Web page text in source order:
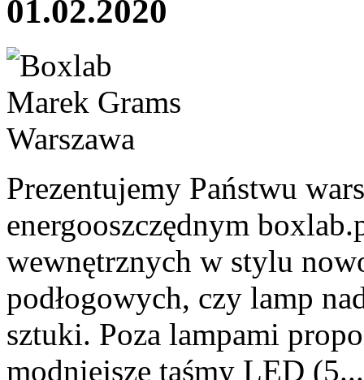
01.02.2020
Prezentujemy Państwu
energooszczędnym
wewnętrznych w stylu
podłogowych, czy lamp
sztuki. Poza lampami
modniejsze taśmy LED